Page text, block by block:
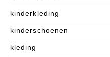
kinderkleding
kinderschoenen
kleding